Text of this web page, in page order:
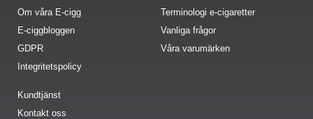
Om våra E-cigg
E-ciggbloggen
GDPR
Integritetspolicy
Kundtjänst
Kontakt oss
Terminologi e-cigaretter
Vanliga frågor
Våra varumärken